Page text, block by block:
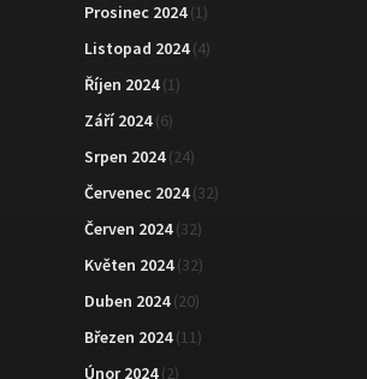
Prosinec 2024(1)
Listopad 2024(4)
Říjen 2024(1)
Září 2024(6)
Srpen 2024(24)
Červenec 2024(32)
Červen 2024(32)
Květen 2024(32)
Duben 2024(20)
Březen 2024(11)
Únor 2024(2)